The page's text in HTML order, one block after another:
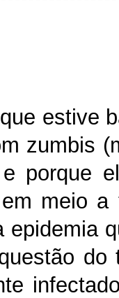
estive
zumbis
porque
meio
epidemia